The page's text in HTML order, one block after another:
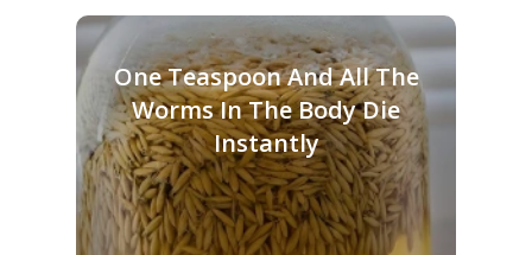
One Teaspoon And All The
Worms In The Body Die
Instantly